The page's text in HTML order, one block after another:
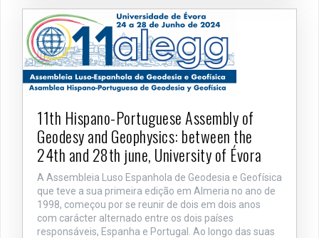
11th Hispano-Portuguese Assembly of
Geodesy and Geophysics: between the
24th and 28th june, University of Évora
A Assembleia Luso Espanhola de Geodesia e Geofísica
que teve a sua primeira edição em Almeria no ano de
1998, começou por se reunir de dois em dois anos
com carácter alternado entre os dois países
responsáveis, Espanha e Portugal. Ao longo das suas